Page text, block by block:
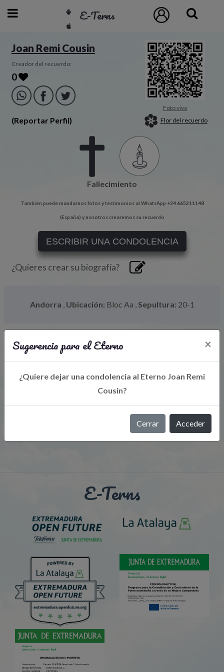
E-Terns
ENG
POR
Inicio
Acceso
Joan Remi Cousin
Creador del recuerdo:
0
(Reportar Perfil)
Foto viva
Flor del recuerdo
Fallecimiento
También puede mandarnos fotos y testimonios al WhatsApp +34 665211148
(España) y nosotros crearemos su recuerdo
ESCRIBIR UNA CONDOLENCIA
¿Quieres crear su biografía?
Andorra , Ubicación: Bloc Aa , Sepultura: 20-1
Libro de Eterno
Sugerencia para el Eterno ×
¿Quiere dejar una condolencia al Eterno Joan Remi
Cousin?
Cerrar Acceder
E-Terns